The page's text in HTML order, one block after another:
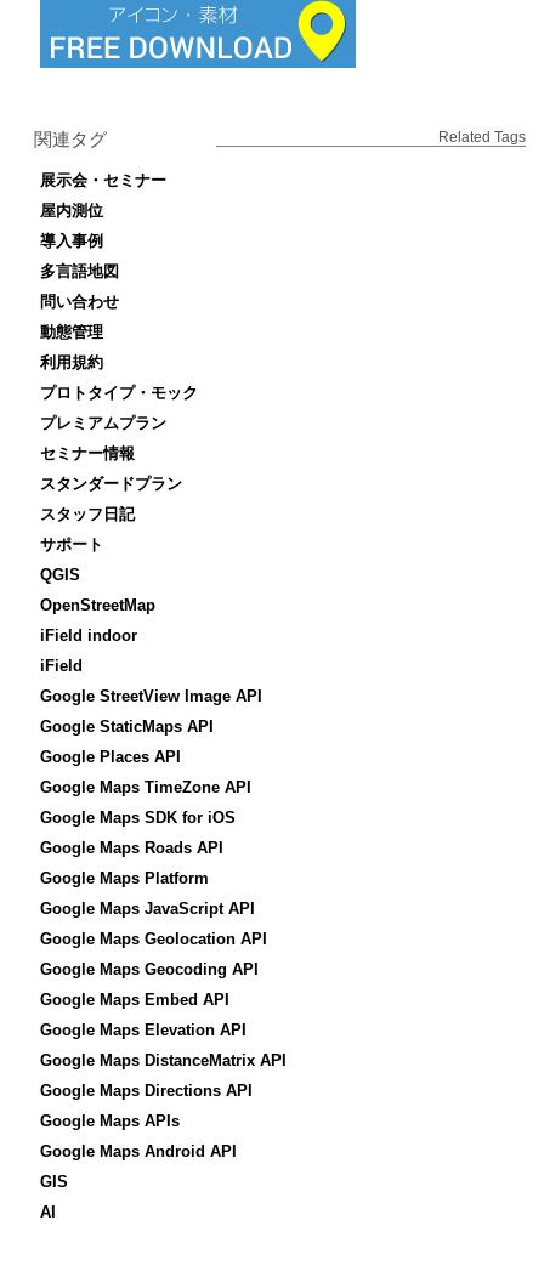
関連タグ Related Tags
展示会・セミナー
屋内測位
導入事例
多言語地図
問い合わせ
動態管理
利用規約
プロトタイプ・モック
プレミアムプラン
セミナー情報
スタンダードプラン
スタッフ日記
サポート
QGIS
OpenStreetMap
iField indoor
iField
Google StreetView Image API
Google StaticMaps API
Google Places API
Google Maps TimeZone API
Google Maps SDK for iOS
Google Maps Roads API
Google Maps Platform
Google Maps JavaScript API
Google Maps Geolocation API
Google Maps Geocoding API
Google Maps Embed API
Google Maps Elevation API
Google Maps DistanceMatrix API
Google Maps Directions API
Google Maps APIs
Google Maps Android API
GIS
AI